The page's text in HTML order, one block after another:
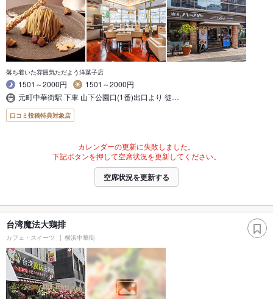
落ち着いた雰囲気ただよう洋菓子店
1501～2000円
1501～2000円
元町中華街駅 下車 山下公園口(1番)出口より 徒…
口コミ投稿特典対象店
カレンダーの更新に失敗しました。
下記ボタンを押して空席状況を更新してください。
空席状況を更新する
台湾魔法大鶏排
カフェ・スイーツ 横浜中華街